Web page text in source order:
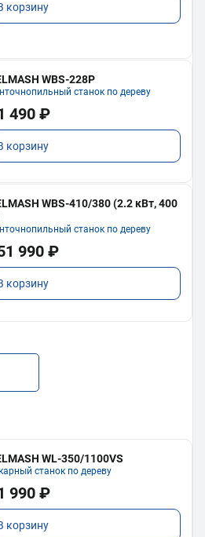
корзину
WBS-228P
станок по дереву
490 ₽
корзину
WBS-410/380 (2.2 кВт, 400
станок по дереву
990 ₽
корзину
WL-350/1100VS
станок по дереву
990 ₽
корзину